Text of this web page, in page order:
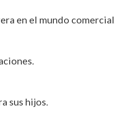
en el mundo
sus hijos.